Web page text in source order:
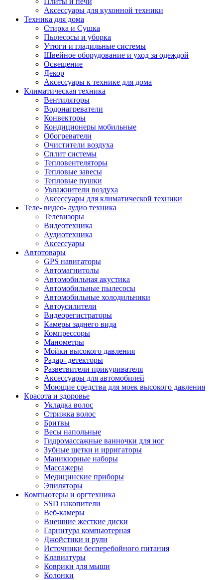
Аксессуары для кухонной техники
Техника для дома
Стирка и Сушка
Пылесосы и уборка
Утюги и гладильные системы
Швейное оборудование и уход за одеждой
Освещение
Декор
Аксессуары к технике для дома
Климатическая техника
Вентиляторы
Водонагреватели
Конвекторы
Кондиционеры мобильные
Обогреватели
Очистители воздуха
Сплит системы
Тепловентеляторы
Тепловые завесы
Тепловые пушки
Увлажнители воздуха
Аксессуары для климатической техники
Теле- видео- аудио техника
Телевизоры
Видеотехника
Аудиотехника
Аксессуары
Автотовары
GPS навигаторы
Автомагнитолы
Автомобильная акустика
Автомобильные пылесосы
Автомобильные холодильники
Автоусилители
Видеорегистраторы
Камеры заднего вида
Компрессоры
Манометры
Мойки высокого давления
Радар- детекторы
Разветвители прикуривателя
Аксессуары для автомобилей
Моющие средства для моек высокого давления
Красота и здоровье
Укладка волос
Стрижка волос
Бритвы
Весы напольные
Гидромассажные ванночки для ног
Зубные щетки и ирригаторы
Маникюрные наборы
Массажеры
Медицинские приборы
Эпиляторы
Компьютеры и оргтехника
SSD накопители
Веб-камеры
Внешние жесткие диски
Гарнитура компьютерная
Джойстики и рули
Источники бесперебойного питания
Клавиатуры
Коврики для мыши
Колонки